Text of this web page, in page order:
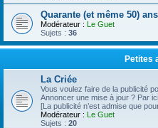
Quarante (et même 50)
Modérateur : Le Guet
Sujets : 36
Petites
La Criée
Vous voulez faire de la publicité
Annoncer une mise à jour ? Par
[La publicité n’est admise que
Modérateur : Le Guet
Sujets : 20